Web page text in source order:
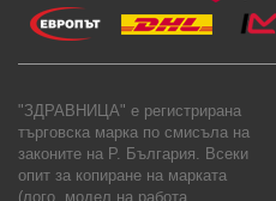
"ЗДРАВНИЦА" е регистрирана
търговска марка по смисъла на
законите на Р. България. Всеки
опит за копиране на марката
(лого, модел на работа,